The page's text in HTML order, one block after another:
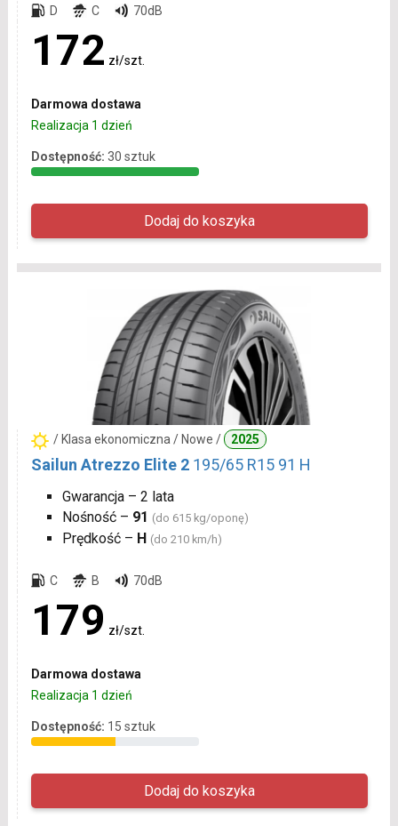
D C 70dB
172 zł/szt.
Darmowa dostawa
Realizacja 1 dzień
Dostępność: 30 sztuk
/ Klasa ekonomiczna / Nowe / 2025
Sailun Atrezzo Elite 2 195/65 R15 91 H
Gwarancja – 2 lata
Nośność – 91 (do 615 kg/oponę)
Prędkość – H (do 210 km/h)
C B 70dB
179 zł/szt.
Darmowa dostawa
Realizacja 1 dzień
Dostępność: 15 sztuk